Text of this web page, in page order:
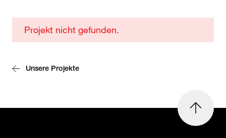
Ateliers
du
futur
Projekt nicht gefunden.
Unsere Projekte
oben